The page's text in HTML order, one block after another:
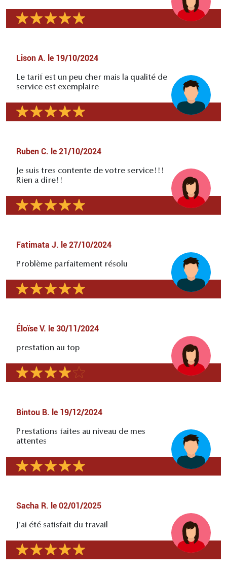
Lison A. le 19/10/2024
Le tarif est un peu cher mais la qualité de
service est exemplaire
Ruben C. le 21/10/2024
Je suis tres contente de votre service!!!
Rien a dire!!
Fatimata J. le 27/10/2024
Problème parfaitement résolu
Éloïse V. le 30/11/2024
prestation au top
Bintou B. le 19/12/2024
Prestations faites au niveau de mes
attentes
Sacha R. le 02/01/2025
J'ai été satisfait du travail